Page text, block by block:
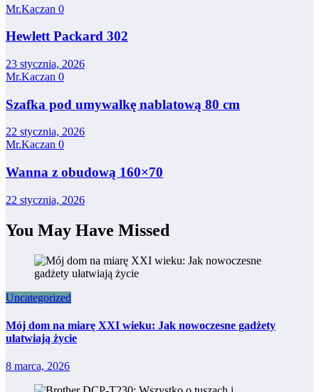
Mr.Kaczan 0
Hewlett Packard 302
23 stycznia, 2026
Mr.Kaczan 0
Szafka pod umywalkę nablatową 80 cm
22 stycznia, 2026
Mr.Kaczan 0
Wanna z obudową 160×70
22 stycznia, 2026
You May Have Missed
Uncategorized
Mój dom na miarę XXI wieku: Jak nowoczesne gadżety
ułatwiają życie
8 marca, 2026